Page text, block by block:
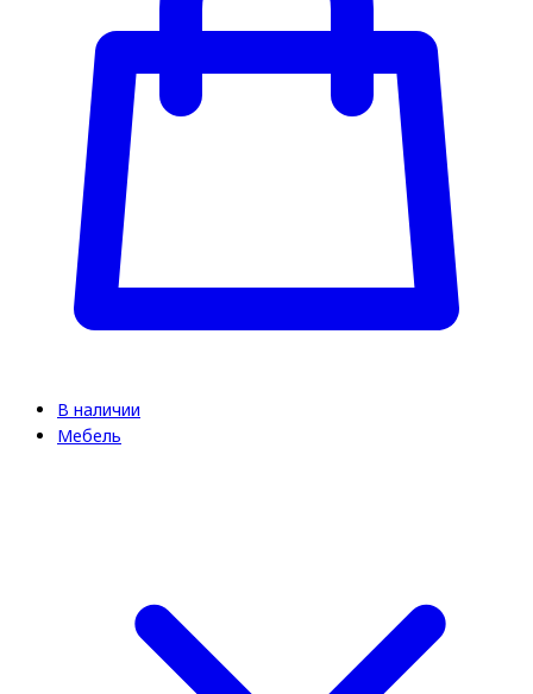
В наличии
Мебель